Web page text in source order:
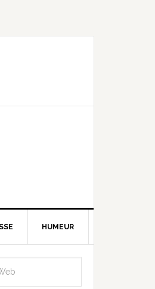
HUMEUR